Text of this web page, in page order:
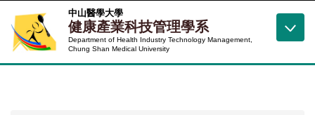
到
主
要
中山醫學大學
健康產業科技管理學系
Department of Health Industry Technology Management,
Chung Shan Medical University